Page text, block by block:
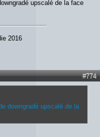
upscalé de la face
2016
#774
downgradé upscalé de la